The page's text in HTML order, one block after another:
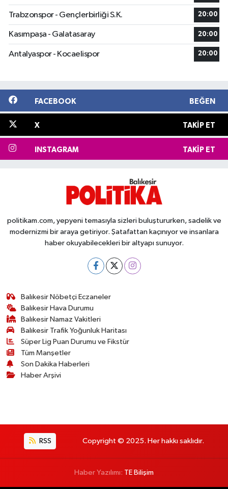
Trabzonspor - Gençlerbirliği S.K. 20:00
Kasımpaşa - Galatasaray 20:00
Antalyaspor - Kocaelispor 20:00
FACEBOOK BEĞEN
X TAKIP ET
INSTAGRAM TAKIP ET
politikam.com, yepyeni temasıyla sizleri buluştururken, sadelik ve
modernizmi bir araya getiriyor. Şatafattan kaçınıyor ve insanlara
haber okuyabilecekleri bir altyapı sunuyor.
Balıkesir Nöbetçi Eczaneler
Balıkesir Hava Durumu
Balıkesir Namaz Vakitleri
Balıkesir Trafik Yoğunluk Haritası
Süper Lig Puan Durumu ve Fikstür
Tüm Manşetler
Son Dakika Haberleri
Haber Arşivi
RSS Copyright © 2025. Her hakkı saklıdır.
Haber Yazılımı: TE Bilişim